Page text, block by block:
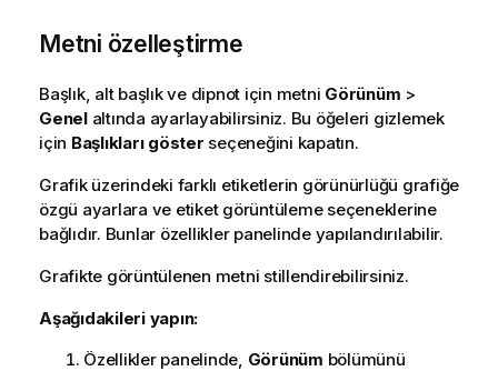
Metni özelleştirme
Başlık, alt başlık ve dipnot için metni Görünüm >
Genelaltında ayarlayabilirsiniz. Bu öğeleri gizlemek
için Başlıkları göster seçeneğini kapatın.
Grafik üzerindeki farklı etiketlerin görünürlüğü grafiğe
özgü ayarlara ve etiket görüntüleme seçeneklerine
bağlıdır. Bunlar özellikler panelinde yapılandırılabilir.
Grafikte görüntülenen metni stillendirebilirsiniz.
Aşağıdakileri yapın:
Özellikler panelinde, Görünüm bölümünü